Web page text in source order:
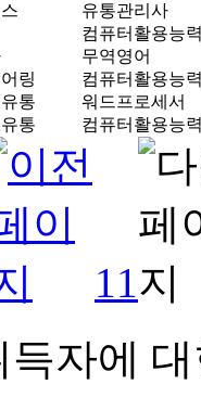
유통관리사
컴퓨터활용능력
무역영어
링
컴퓨터활용능력
통
워드프로세서
통
컴퓨터활용능력
11
득자에